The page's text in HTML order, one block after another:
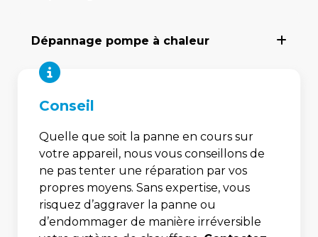
Dépannage pompe à chaleur
Conseil
Quelle que soit la panne en cours sur
votre appareil, nous vous conseillons de
ne pas tenter une réparation par vos
propres moyens. Sans expertise, vous
risquez d’aggraver la panne ou
d’endommager de manière irréversible